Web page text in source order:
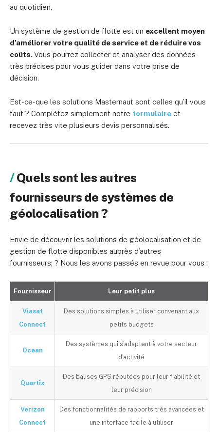
au quotidien.
Un système de gestion de flotte est un excellent moyen
d’améliorer votre qualité de service et de réduire vos
coûts. Vous pourrez collecter et analyser des données
très précises pour vous guider dans votre prise de
décision.
Est-ce-que les solutions Masternaut sont celles qu’il vous
faut ? Complétez simplement notre formulaire et
recevez très vite plusieurs devis personnalisés.
Quels sont les autres
fournisseurs de systèmes de
géolocalisation ?
Envie de découvrir les solutions de géolocalisation et de
gestion de flotte disponibles auprès d’autres
fournisseurs; ? Nous les avons passés en revue pour vous :
Fournisseur Leur petit plus
Viasat
Connect
Des solutions simples à utiliser convenant aux
petits budgets
Ocean
Des systèmes qui s’adaptent à votre secteur
d’activité
Quartix
Des balises GPS réputées pour leur fiabilité et
leur précision
Verizon
Connect
Des fonctionnalités de rapports très avancées et
une interface facile à utiliser